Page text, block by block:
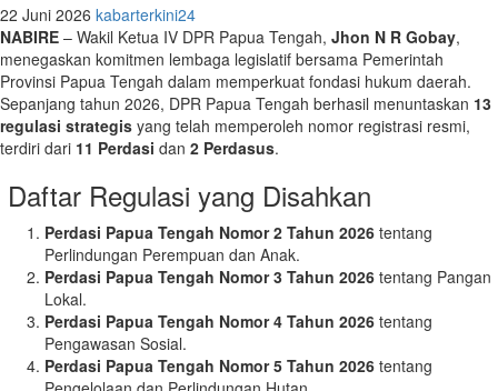
22 Juni 2026 kabarterkini24
NABIRE – Wakil Ketua IV DPR Papua Tengah, Jhon N R Gobay,
menegaskan komitmen lembaga legislatif bersama Pemerintah
Provinsi Papua Tengah dalam memperkuat fondasi hukum daerah.
Sepanjang tahun 2026, DPR Papua Tengah berhasil menuntaskan 13
regulasi strategis yang telah memperoleh nomor registrasi resmi,
terdiri dari 11 Perdasi dan 2 Perdasus.
Daftar Regulasi yang Disahkan
Perdasi Papua Tengah Nomor 2 Tahun 2026 tentang
Perlindungan Perempuan dan Anak.
Perdasi Papua Tengah Nomor 3 Tahun 2026 tentang Pangan
Lokal.
Perdasi Papua Tengah Nomor 4 Tahun 2026 tentang
Pengawasan Sosial.
Perdasi Papua Tengah Nomor 5 Tahun 2026 tentang